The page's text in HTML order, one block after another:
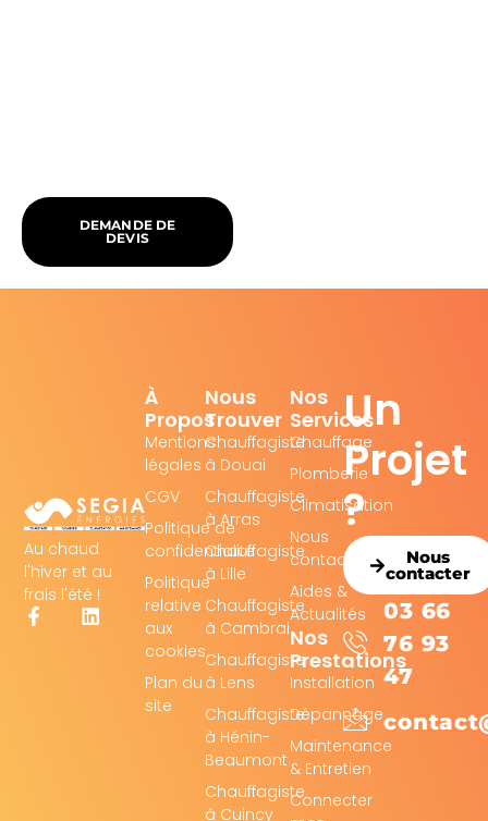
DEMANDE DE
DEVIS
Nos
Services
Chauffage
Plomberie
Climatisation
Nous
contacter
Aides &
Actualités
Nos
Prestations
Installation
Dépannage
Maintenance
& Entretien
Connecter
Au chaud
l'hiver et au
frais l'été !
Nous
Trouver
Chauffagiste
à Douai
Chauffagiste
à Arras
Chauffagiste
à Lille
Chauffagiste
à Cambrai
Chauffagiste
à Lens
Chauffagiste
à Hénin-
Beaumont
Chauffagiste
à Cuincy
À
Propos
Mentions
légales
CGV
Politique de
confidentialité
Politique
relative
aux
cookies
Plan du
site
Un
Projet
?
Nous
contacter
03 66
76 93
47